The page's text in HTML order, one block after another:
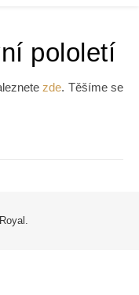
pololetí
zde. Těšíme se
.